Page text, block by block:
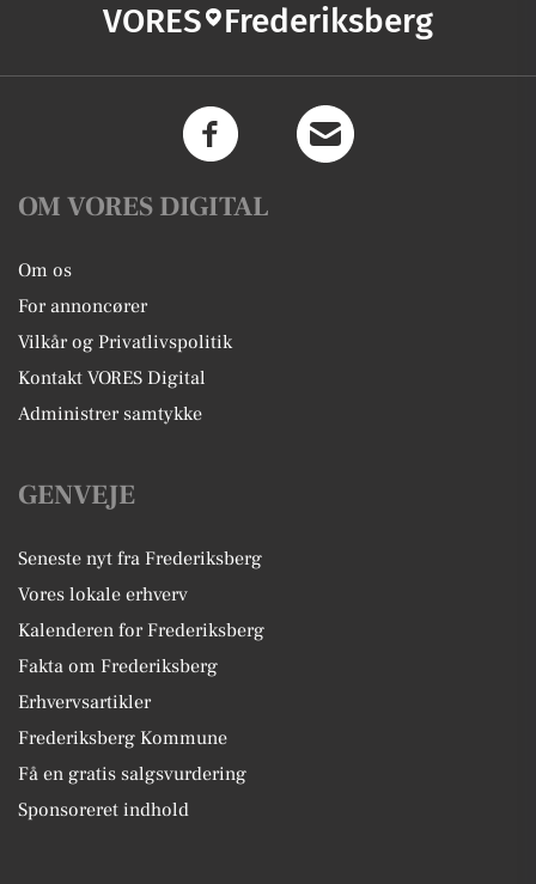
VORES Frederiksberg
OM VORES DIGITAL
Om os
For annoncører
Vilkår og Privatlivspolitik
Kontakt VORES Digital
Administrer samtykke
GENVEJE
Seneste nyt fra Frederiksberg
Vores lokale erhverv
Kalenderen for Frederiksberg
Fakta om Frederiksberg
Erhvervsartikler
Frederiksberg Kommune
Få en gratis salgsvurdering
Sponsoreret indhold